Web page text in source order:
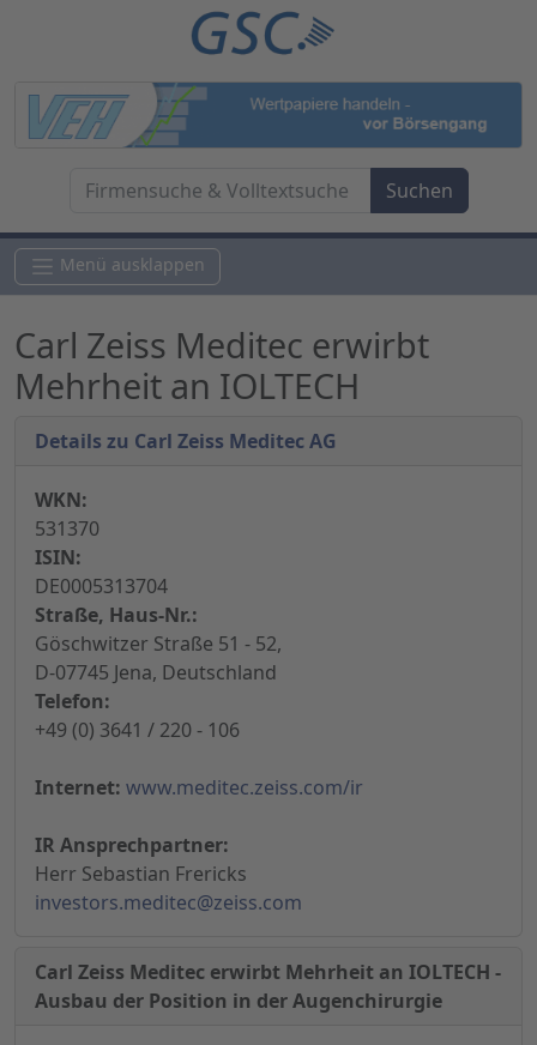
Menü ausklappen
Carl Zeiss Meditec erwirbt
Mehrheit an IOLTECH
Details zu Carl Zeiss Meditec AG
WKN:
531370
ISIN:
DE0005313704
Straße, Haus-Nr.:
Göschwitzer Straße 51 - 52,
D-07745 Jena, Deutschland
Telefon:
+49 (0) 3641 / 220 - 106
Internet: www.meditec.zeiss.com/ir
IR Ansprechpartner:
Herr Sebastian Frericks
investors.meditec@zeiss.com
Carl Zeiss Meditec erwirbt Mehrheit an IOLTECH -
Ausbau der Position in der Augenchirurgie